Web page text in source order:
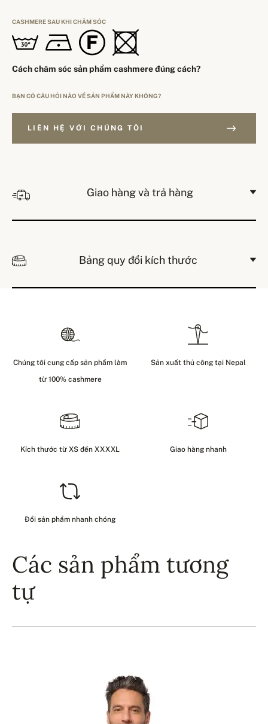
CASHMERE SAU KHI CHĂM SÓC
Cách chăm sóc sản phẩm cashmere đúng cách?
BẠN CÓ CÂU HỎI NÀO VỀ SẢN PHẨM NÀY KHÔNG?
LIÊN HỆ VỚI CHÚNG TÔI
Giao hàng và trả hàng
Bảng quy đổi kích thước
Chúng tôi cung cấp sản phẩm làm
từ 100% cashmere
Sản xuất thủ công tại Nepal
Kích thước từ XS đến XXXXL Giao hàng nhanh
Đổi sản phẩm nhanh chóng
Các sản phẩm tương
tự